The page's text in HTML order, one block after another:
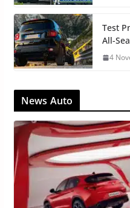
Test
All-
4
News Auto